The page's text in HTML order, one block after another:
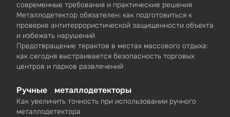
современные требования и практические решения
Металлодетектор обязателен: как подготовиться к
проверке антитеррористической защищенности объекта
и избежать нарушений
Предотвращение терактов в местах массового отдыха:
как сегодня выстраивается безопасность торговых
центров и парков развлечений
Ручные металлодетекторы
Как увеличить точность при использовании ручного
металлодетектора